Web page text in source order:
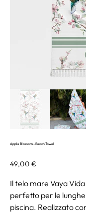
Apple Blossom - Beach Towel
Prezzo
49,00 €
Il telo mare Vaya
perfetto per le
piscina. Realizzato